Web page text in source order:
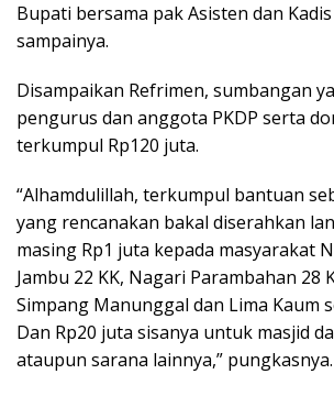
Bupati bersama pak Asisten dan
sampainya.
Disampaikan Refrimen, sumbangan
pengurus dan anggota PKDP serta
terkumpul Rp120 juta.
“Alhamdulillah, terkumpul bantuan
yang rencanakan bakal diserahkan
masing Rp1 juta kepada masyarakat
Jambu 22 KK, Nagari Parambahan 28
Simpang Manunggal dan Lima Kaum
Dan Rp20 juta sisanya untuk masjid
ataupun sarana lainnya,” pungkasnya.